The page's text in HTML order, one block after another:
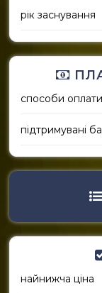
рік заснування
способи оплати
підтримувані
найнижча ціна